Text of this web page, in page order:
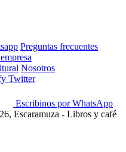
Preguntas frecuentes
Nosotros
Twitter
Escribinos por WhatsApp
Escaramuza - Libros y café